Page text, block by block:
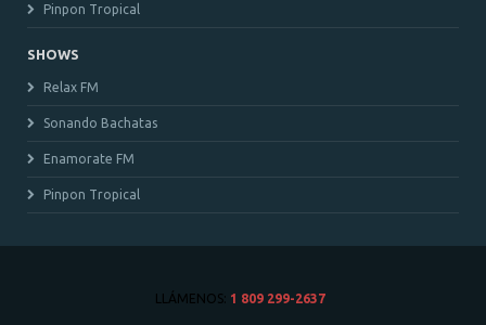
Pinpon Tropical
SHOWS
Relax FM
Sonando Bachatas
Enamorate FM
Pinpon Tropical
LLÁMENOS: 1 809 299-2637